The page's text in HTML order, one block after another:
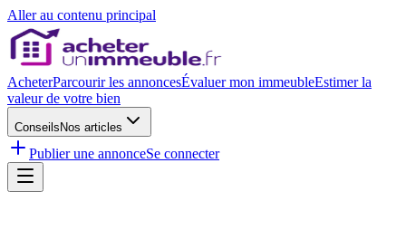
Aller au contenu principal
AcheterParcourir les annoncesÉvaluer mon immeubleEstimer la
valeur de votre bien
Conseils Nos articles
Publier une annonceSe connecter